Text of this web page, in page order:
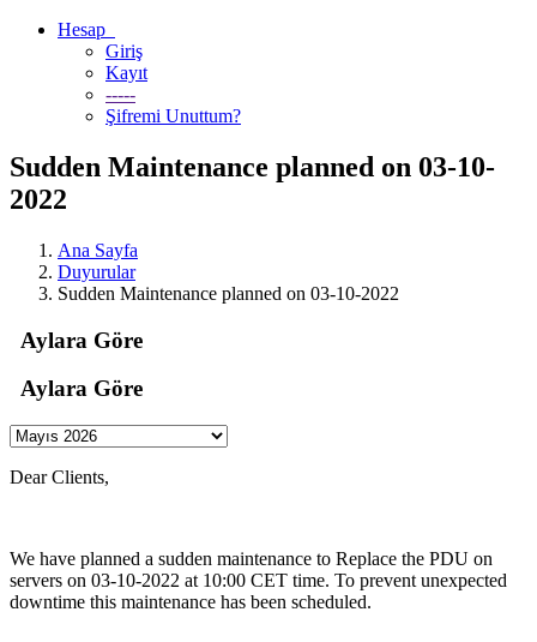
Hesap
Giriş
Kayıt
-----
Şifremi Unuttum?
Sudden Maintenance planned on 03-10-
2022
Ana Sayfa
Duyurular
Sudden Maintenance planned on 03-10-2022
Aylara Göre
Aylara Göre
Dear Clients,
We have planned a sudden maintenance to Replace the PDU on
servers on 03-10-2022 at 10:00 CET time. To prevent unexpected
downtime this maintenance has been scheduled.